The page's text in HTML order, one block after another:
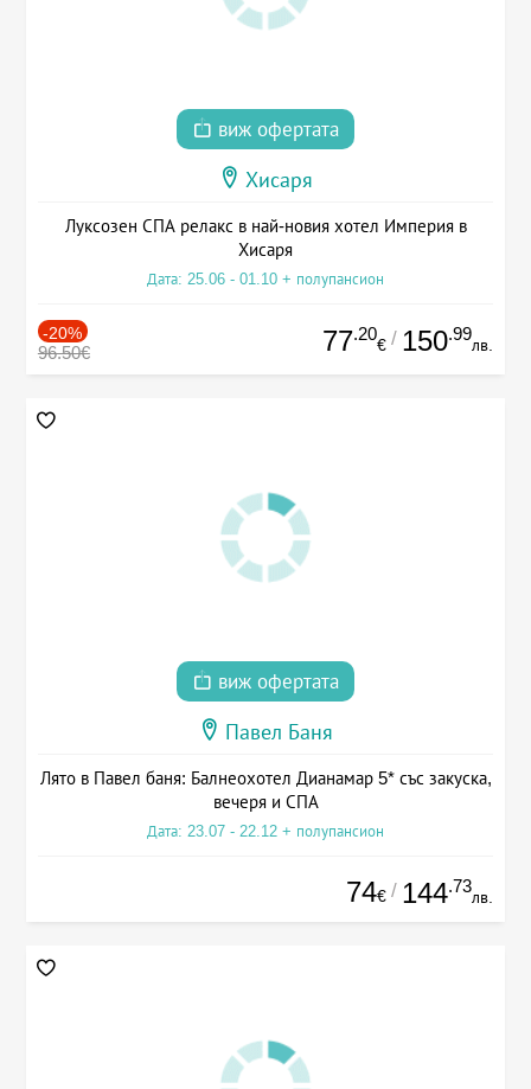
виж офертата
Хисаря
Луксозен СПА релакс в най-новия хотел Империя в
Хисаря
Дата: 25.06 - 01.10 + полупансион
-20%
96.50€ 77.20
€ / 150.99
лв.
виж офертата
Павел Баня
Лято в Павел баня: Балнеохотел Дианамар 5* със закуска,
вечеря и СПА
Дата: 23.07 - 22.12 + полупансион
74€ / 144.73
лв.